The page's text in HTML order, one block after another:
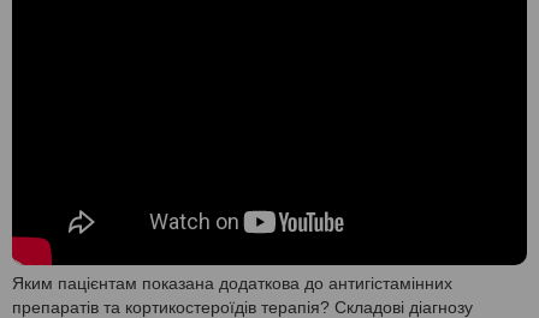
Яким пацієнтам показана додаткова до антигістамінних
препаратів та кортикостероїдів терапія? Складові діагнозу